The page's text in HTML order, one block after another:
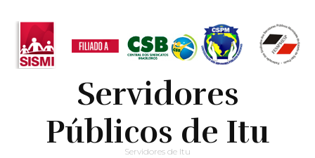
Servidores
Públicos de Itu
Servidores de Itu